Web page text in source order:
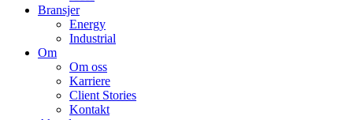
Bransjer
Energy
Industrial
Om
Om oss
Karriere
Client Stories
Kontakt